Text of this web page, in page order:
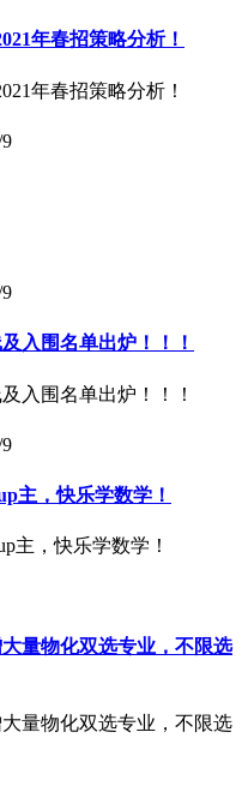
年春招策略分析！
年春招策略分析！
入围名单出炉！！！
入围名单出炉！！！
主，快乐学数学！
主，快乐学数学！
量物化双选专业，不限选
量物化双选专业，不限选